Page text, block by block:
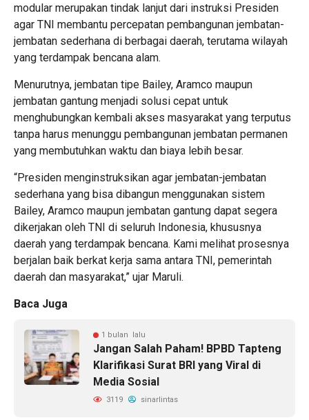
modular merupakan tindak lanjut dari instruksi Presiden
agar TNI membantu percepatan pembangunan jembatan-
jembatan sederhana di berbagai daerah, terutama wilayah
yang terdampak bencana alam.
Menurutnya, jembatan tipe Bailey, Aramco maupun
jembatan gantung menjadi solusi cepat untuk
menghubungkan kembali akses masyarakat yang terputus
tanpa harus menunggu pembangunan jembatan permanen
yang membutuhkan waktu dan biaya lebih besar.
“Presiden menginstruksikan agar jembatan-jembatan
sederhana yang bisa dibangun menggunakan sistem
Bailey, Aramco maupun jembatan gantung dapat segera
dikerjakan oleh TNI di seluruh Indonesia, khususnya
daerah yang terdampak bencana. Kami melihat prosesnya
berjalan baik berkat kerja sama antara TNI, pemerintah
daerah dan masyarakat,” ujar Maruli.
Baca Juga
1 bulan lalu
Jangan Salah Paham! BPBD Tapteng
Klarifikasi Surat BRI yang Viral di
Media Sosial
3119 sinarlintas